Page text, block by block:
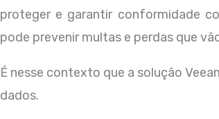
proteger e garantir conformidade
pode prevenir multas e perdas que
É nesse contexto que a solução
dados.